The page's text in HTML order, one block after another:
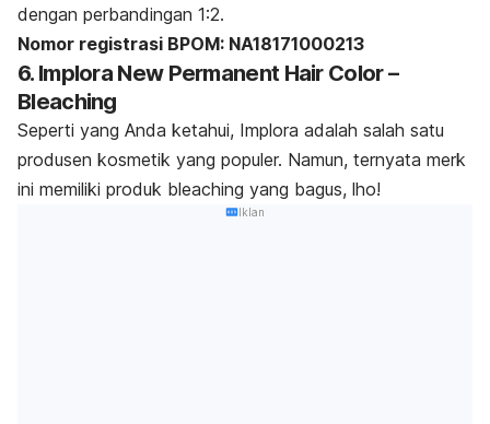
dengan perbandingan 1:2.
Nomor registrasi BPOM: NA18171000213
6. Implora New Permanent Hair Color –
Bleaching
Seperti yang Anda ketahui, Implora adalah salah satu
produsen kosmetik yang populer. Namun, ternyata merk
ini memiliki produk bleaching yang bagus, lho!
Iklan